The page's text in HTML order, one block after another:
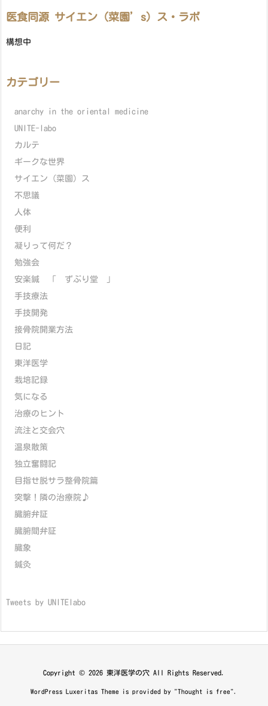
医食同源 サイエン（菜園’s）ス・ラボ
構想中
カテゴリー
anarchy in the oriental medicine
UNITE-labo
カルテ
ギークな世界
サイエン（菜園）ス
不思議
人体
便利
凝りって何だ？
勉強会
安楽鍼 「 ずぶり堂 」
手技療法
手技開発
接骨院開業方法
日記
東洋医学
栽培記録
気になる
治療のヒント
流注と交会穴
温泉散策
独立奮闘記
目指せ脱サラ整骨院篇
突撃！隣の治療院♪
臓腑弁証
臓腑間弁証
臓象
鍼灸
Tweets by UNITElabo
Copyright © 2026 東洋医学の穴 All Rights Reserved.
WordPress Luxeritas Theme is provided by "Thought is free".